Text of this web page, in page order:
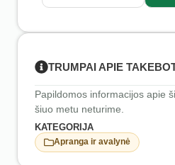
TRUMPAI APIE
Papildomos informacijos apie
šiuo metu neturime.
KATEGORIJA
Apranga ir avalynė